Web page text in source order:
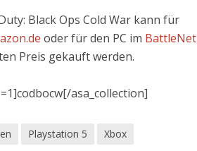
Black Ops Cold War kann für
oder für den PC im BattleNet
Preis gekauft werden.
asa_collection]
Playstation 5
Xbox